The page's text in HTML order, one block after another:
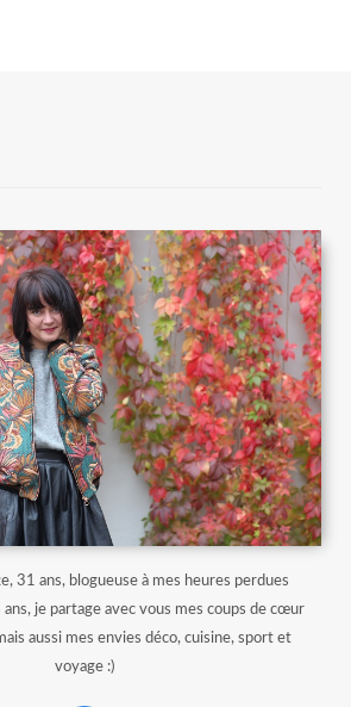
31 ans, blogueuse à mes heures perdues
je partage avec vous mes coups de cœur
aussi mes envies déco, cuisine, sport et
voyage :)